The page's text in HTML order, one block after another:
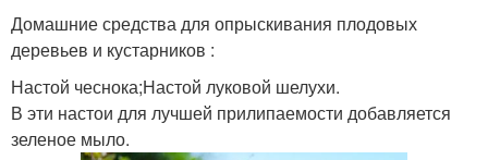
Домашние средства для опрыскивания плодовых
деревьев и кустарников :
Настой чеснока;Настой луковой шелухи.
В эти настои для лучшей прилипаемости добавляется
зеленое мыло.